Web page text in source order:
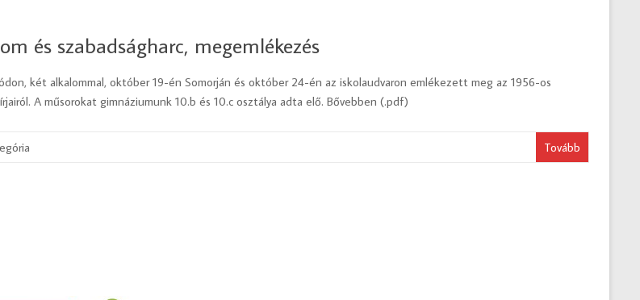
és szabadságharc, megemlékezés
két alkalommal, október 19-én Somorján és október 24-én az iskolaudvaron emlékezett meg az 1956-os
A műsorokat gimnáziumunk 10.b és 10.c osztálya adta elő. Bővebben (.pdf)
Tovább